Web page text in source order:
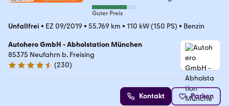
Guter Preis
Unfallfrei • EZ 09/2019 • 55.769 km • 110 kW (150 PS) • Benzin
Autohero GmbH - Abholstation München
85375 Neufahrn b. Freising
4.4 Sterne
(230)
Kontakt Parken